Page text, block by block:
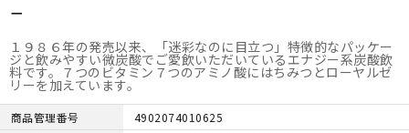
－
１９８６年の発売以来、「迷彩なのに目立つ」特徴的なパッケー
ジと飲みやすい微炭酸でご愛飲いただいているエナジー系炭酸飲
料です。７つのビタミン７つのアミノ酸にはちみつとローヤルゼ
リーを加えています。
商品管理番号
4902074010625